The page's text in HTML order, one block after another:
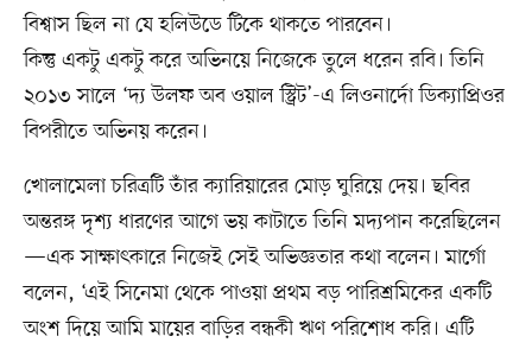
বিশ্বাস ছিল না যে হলিউডে টিকে থাকতে পারবেন।
কিন্তু একটু একটু করে অভিনয়ে নিজেকে তুলে ধরেন রবি। তিনি
২০১৩ সালে ‘দ্য উলফ অব ওয়াল স্ট্রিট’-এ লিওনার্দো ডিক্যাপ্রিওর
বিপরীতে অভিনয় করেন।
খোলামেলা চরিত্রটি তাঁর ক্যারিয়ারের মোড় ঘুরিয়ে দেয়। ছবির
অন্তরঙ্গ দৃশ্য ধারণের আগে ভয় কাটাতে তিনি মদ্যপান করেছিলেন
—এক সাক্ষাৎকারে নিজেই সেই অভিজ্ঞতার কথা বলেন। মার্গো
বলেন, ‘এই সিনেমা থেকে পাওয়া প্রথম বড় পারিশ্রমিকের একটি
অংশ দিয়ে আমি মায়ের বাড়ির বন্ধকী ঋণ পরিশোধ করি। এটি